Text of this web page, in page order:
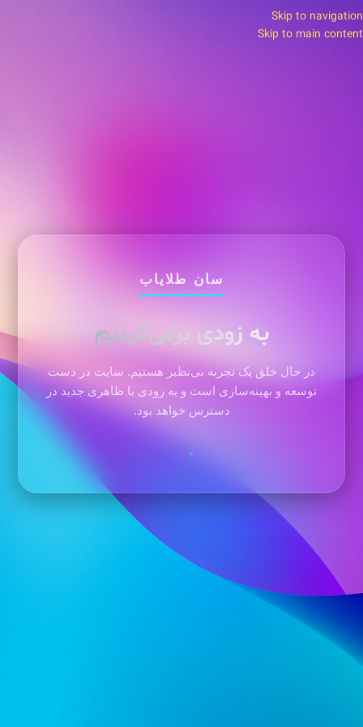
Skip to navigation
Skip to main content
سان طلایاب
به زودی برمی‌گردیم
در حال خلق یک تجربه بی‌نظیر هستیم. سایت در دست
توسعه و بهینه‌سازی است و به زودی با ظاهری جدید در
دسترس خواهد بود.